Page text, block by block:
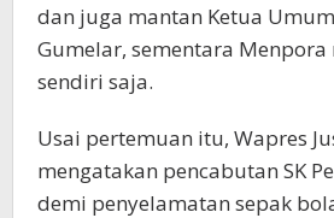
dan juga mantan Ketua Umum
Gumelar, sementara
sendiri saja.
Usai pertemuan itu, Wapres
mengatakan pencabutan SK
demi penyelamatan sepak